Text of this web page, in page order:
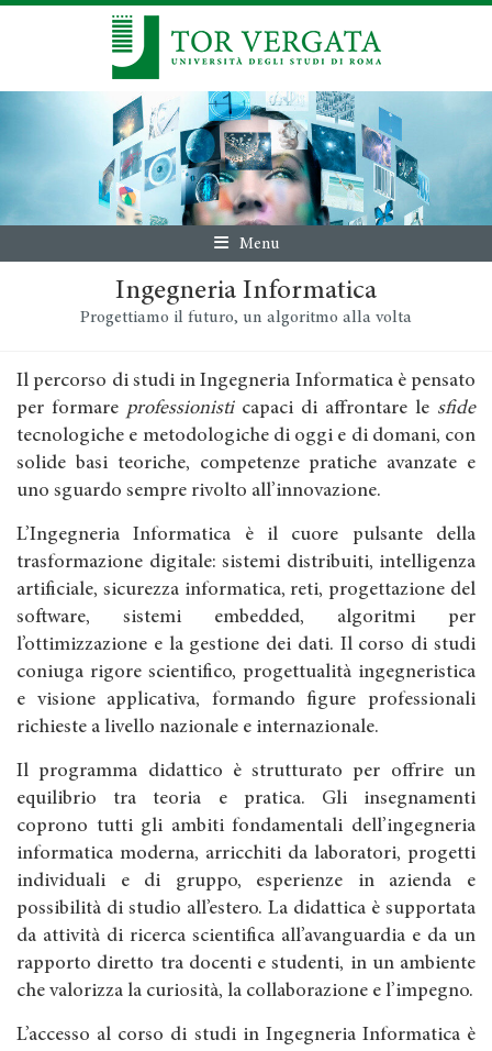
Menu
Ingegneria Informatica
Progettiamo il futuro, un algoritmo alla volta
Il percorso di studi in Ingegneria Informatica è pensato
per formare professionisticapaci di affrontare le sfide
tecnologiche e metodologiche di oggi e di domani, con
solide basi teoriche, competenze pratiche avanzate e
uno sguardo sempre rivolto all’innovazione.
L’Ingegneria Informatica è il cuore pulsante della
trasformazione digitale: sistemi distribuiti, intelligenza
artificiale, sicurezza informatica, reti, progettazione del
software, sistemi embedded, algoritmi per
l’ottimizzazione e la gestione dei dati. Il corso di studi
coniuga rigore scientifico, progettualità ingegneristica
e visione applicativa, formando figure professionali
richieste a livello nazionale e internazionale.
Il programma didattico è strutturato per offrire un
equilibrio tra teoria e pratica. Gli insegnamenti
coprono tutti gli ambiti fondamentali dell’ingegneria
informatica moderna, arricchiti da laboratori, progetti
individuali e di gruppo, esperienze in azienda e
possibilità di studio all’estero. La didattica è supportata
da attività di ricerca scientifica all’avanguardia e da un
rapporto diretto tra docenti e studenti, in un ambiente
che valorizza la curiosità, la collaborazione e l’impegno.
L’accesso al corso di studi in Ingegneria Informatica è